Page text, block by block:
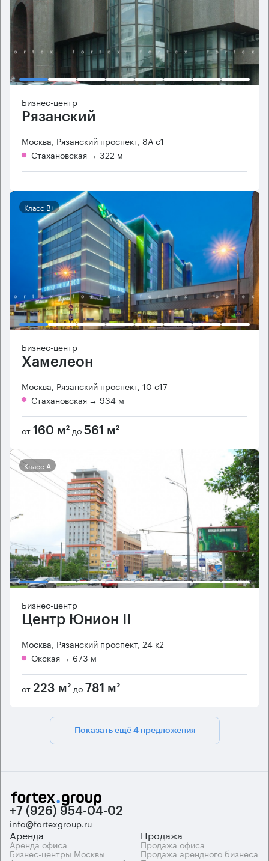
Бизнес-центр
Рязанский
Москва, Рязанский проспект, 8А с1
Стахановская → 322 м
Класс B+
Бизнес-центр
Хамелеон
Москва, Рязанский проспект, 10 с17
Стахановская → 934 м
от 160 м² до 561 м²
Класс А
Бизнес-центр
Центр Юнион II
Москва, Рязанский проспект, 24 к2
Окская → 673 м
от 223 м² до 781 м²
Показать ещё 4 предложения
+7 (926) 954-04-02
info@fortexgroup.ru
Аренда
Аренда офиса
Бизнес-центры Москвы
Продажа
Продажа офиса
Продажа арендного бизнеса